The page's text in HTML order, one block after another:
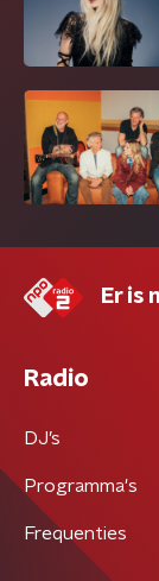
Er is
Radio
DJ’s
Programma's
Frequenties